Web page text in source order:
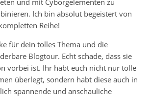
und mit Cyborgelementen zu
Ich bin absolut begeistert von
Reihe!
für dein tolles Thema und die
Blogtour. Echt schade, dass sie
vorbei ist. Ihr habt euch nicht nur tolle
überlegt, sondern habt diese auch in
spannende und anschauliche